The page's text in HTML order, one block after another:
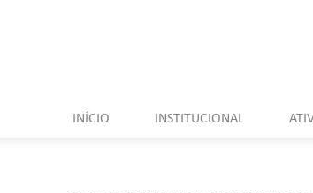
INÍCIO INSTITUCIONAL